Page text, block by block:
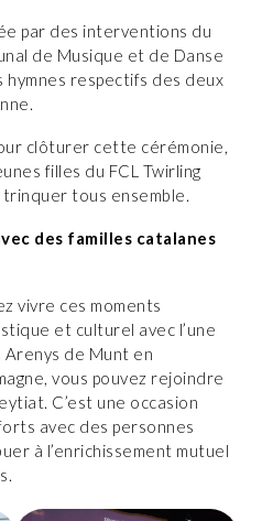
par des interventions du
de Musique et de Danse
respectifs des deux
clôturer cette cérémonie,
filles du FCL Twirling
tous ensemble.
des familles catalanes
vivre ces moments
et culturel avec l’une
Arenys de Munt en
vous pouvez rejoindre
C’est une occasion
avec des personnes
à l’enrichissement mutuel